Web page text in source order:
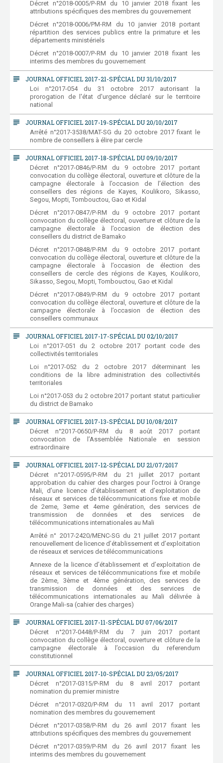
Décret n°2018-0005/P-RM du 10 janvier 2018 fixant les
attributions spécifiques des membres du gouvernement
Décret n°2018-0006/PM-RM du 10 janvier 2018 portant
répartition des services publics entre la primature et les
départements ministériels
Décret n°2018-0007/P-RM du 10 janvier 2018 fixant les
interims des membres du gouvernement
subject JOURNAL OFFICIEL 2017-21-SPÉCIAL DU 31/10/2017
Loi n°2017-054 du 31 octobre 2017 autorisant la
prorogation de l'état d'urgence déclaré sur le territoire
national
subject JOURNAL OFFICIEL 2017-19-SPÉCIAL DU 20/10/2017
Arrêté n°2017-3538/MAT-SG du 20 octobre 2017 fixant le
nombre de conseillers à élire par cercle
subject JOURNAL OFFICIEL 2017-18-SPÉCIAL DU 09/10/2017
Décret n°2017-0846/P-RM du 9 octobre 2017 portant
convocation du collège électoral, ouverture et clôture de la
campagne électorale à l’occasion de l’élection des
conseillers des régions de Kayes, Koulikoro, Sikasso,
Segou, Mopti, Tombouctou, Gao et Kidal
Décret n°2017-0847/P-RM du 9 octobre 2017 portant
convocation du collège électoral, ouverture et clôture de la
campagne électorale à l’occasion de élection des
conseillers du district de Bamako
Décret n°2017-0848/P-RM du 9 octobre 2017 portant
convocation du collège électoral, ouverture et clôture de la
campagne électorale à l’occasion de élection des
conseillers de cercle des régions de Kayes, Koulikoro,
Sikasso, Segou, Mopti, Tombouctou, Gao et Kidal
Décret n°2017-0849/P-RM du 9 octobre 2017 portant
convocation du collège électoral, ouverture et clôture de la
campagne électorale à l’occasion de élection des
conseillers communaux
subject JOURNAL OFFICIEL 2017-17-SPÉCIAL DU 02/10/2017
Loi n°2017-051 du 2 octobre 2017 portant code des
collectivités territoriales
Loi n°2017-052 du 2 octobre 2017 déterminant les
conditions de la libre administration des collectivités
territoriales
Loi n°2017-053 du 2 octobre 2017 portant statut particulier
du district de Bamako
subject JOURNAL OFFICIEL 2017-13-SPÉCIAL DU 10/08/2017
Décret n°2017-0650/P-RM du 8 août 2017 portant
convocation de l’Assemblée Nationale en session
extraordinaire
subject JOURNAL OFFICIEL 2017-12-SPÉCIAL DU 21/07/2017
Décret n°2017-0595/P-RM du 21 juillet 2017 portant
approbation du cahier des charges pour l’octroi à Orange
Mali, d’une licence d’établissement et d’exploitation de
réseaux et services de télécommunications fixe et mobile
de 2eme, 3eme et 4eme génération, des services de
transmission de données et des services de
télécommunications internationales au Mali
Arrêté n° 2017-2420/MENC-SG du 21 juillet 2017 portant
renouvellement de licence d’établissement et d’exploitation
de réseaux et services de télécommunications
Annexe de la licence d’établissement et d’exploitation de
réseaux et services de télécommunications fixe et mobile
de 2ème, 3ème et 4ème génération, des services de
transmission de données et des services de
télécommunications internationales au Mali délivrée à
Orange Mali-sa (cahier des charges)
subject JOURNAL OFFICIEL 2017-11-SPÉCIAL DU 07/06/2017
Décret n°2017-0448/P-RM du 7 juin 2017 portant
convocation du collège électoral, ouverture et clôture de la
campagne électorale à l’occasion du referendum
constitutionnel
subject JOURNAL OFFICIEL 2017-10-SPÉCIAL DU 23/05/2017
Décret n°2017-0315/P-RM du 8 avril 2017 portant
nomination du premier ministre
Décret n°2017-0320/P-RM du 11 avril 2017 portant
nomination des membres du gouvernement
Décret n°2017-0358/P-RM du 26 avril 2017 fixant les
attributions spécifiques des membres du gouvernement
Décret n°2017-0359/P-RM du 26 avril 2017 fixant les
interims des membres du gouvernement